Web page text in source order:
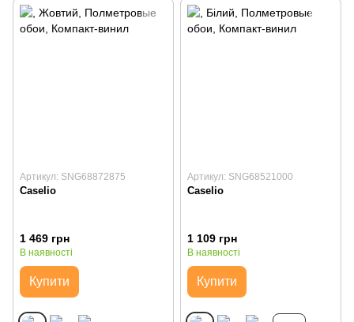
Артикул: SNG68872875
Caselio
1 469 грн
В наявності
Купити
Артикул: SNG68521000
Caselio
1 109 грн
В наявності
Купити